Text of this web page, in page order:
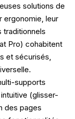
solutions de
ergonomie, leur
Pro) cohabitent
et sécurisés,
supports
(glisser-
des pages